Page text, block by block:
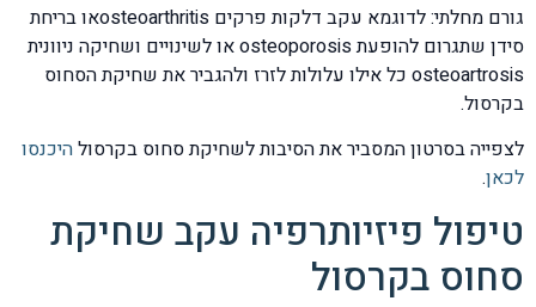
גורם מחלתי: לדוגמא עקב דלקות פרקים osteoarthritisאו בריחת
סידן שתגרום להופעת osteoporosis או לשינויים ושחיקה ניוונית
osteoartrosis כל אילו עלולות לזרז ולהגביר את שחיקת הסחוס
בקרסול.
לצפייה בסרטון המסביר את הסיבות לשחיקת סחוס בקרסולהיכנסו
לכאן.
טיפול פיזיותרפיה עקב שחיקת
סחוס בקרסול